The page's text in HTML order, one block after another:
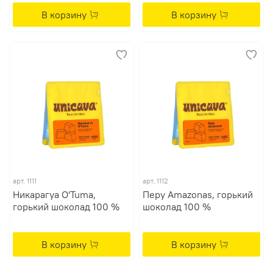
В корзину В корзину
арт. 1111
Никарагуа O'Tuma,
горький шоколад 100 %
В корзину
арт. 1112
Перу Amazonas, горький
шоколад 100 %
В корзину